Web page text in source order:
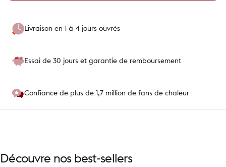
Livraison en 1 à 4 jours ouvrés
Essai de 30 jours et garantie de remboursement
Confiance de plus de 1,7 million de fans de chaleur
Découvre nos best-sellers